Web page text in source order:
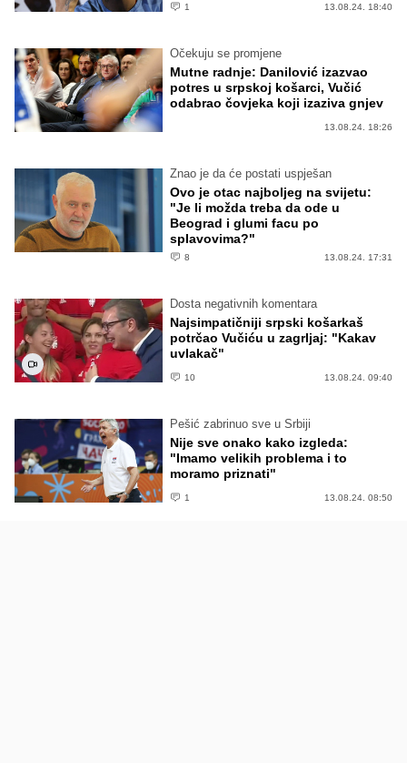
1 13.08.24. 18:40
Očekuju se promjene
Mutne radnje: Danilović izazvao
potres u srpskoj košarci, Vučić
odabrao čovjeka koji izaziva gnjev
13.08.24. 18:26
Znao je da će postati uspješan
Ovo je otac najboljeg na svijetu:
"Je li možda treba da ode u
Beograd i glumi facu po
splavovima?"
8 13.08.24. 17:31
Dosta negativnih komentara
Najsimpatičniji srpski košarkaš
potrčao Vučiću u zagrljaj: "Kakav
uvlakač"
10 13.08.24. 09:40
Pešić zabrinuo sve u Srbiji
Nije sve onako kako izgleda:
"Imamo velikih problema i to
moramo priznati"
1 13.08.24. 08:50